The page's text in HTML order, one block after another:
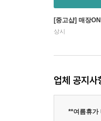
[중고샵] 매장
상시
업체 공지사
**여름휴가